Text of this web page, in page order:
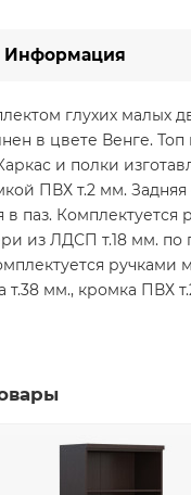
Информация
глухих малых
в цвете Венге.
и полки
ПВХ т.2 мм. Задняя
в паз.
из ЛДСП т.18 мм. по
ручками
т.38 мм., кромка ПВХ